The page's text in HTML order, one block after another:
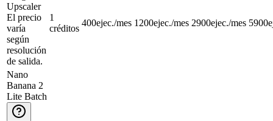
Upscaler
El precio
varía
según
resolución
de salida.
1
créditos
400ejec./mes 1200ejec./mes 2900ejec./mes 5900
Nano
Banana 2
Lite Batch